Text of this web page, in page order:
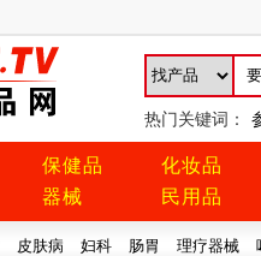
热门关键词：
保健品
器械
化妆品
民用品
皮肤病 妇科 肠胃 理疗器械